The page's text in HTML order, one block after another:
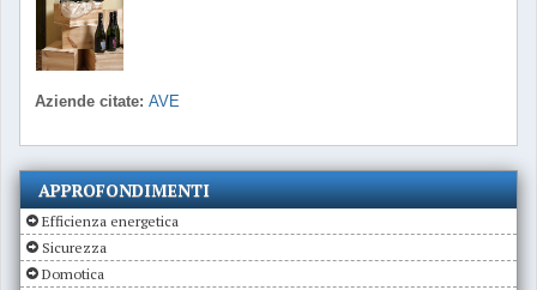
Aziende citate: AVE
APPROFONDIMENTI
Efficienza energetica
Sicurezza
Domotica